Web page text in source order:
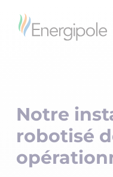
Notre
robotisé